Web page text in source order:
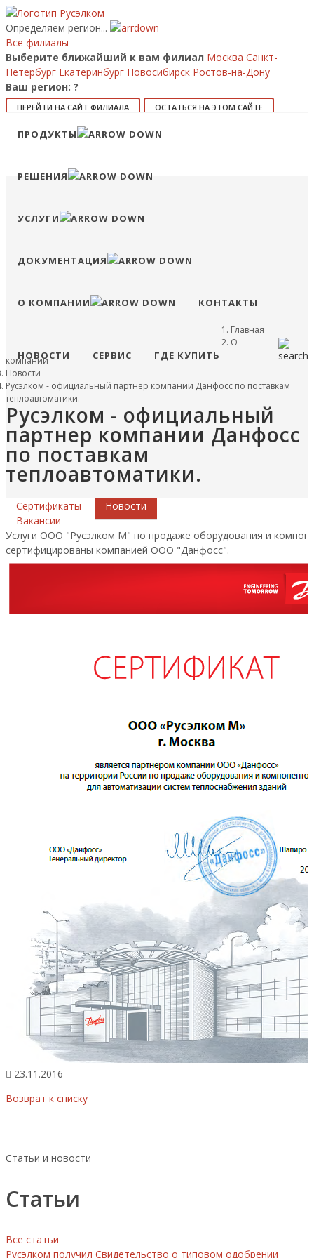
Определяем регион...
Все филиалы
Выберите ближайший к вам филиал Москва Санкт-
Петербург Екатеринбург Новосибирск Ростов-на-Дону
Ваш регион: ?
ПЕРЕЙТИ НА САЙТ ФИЛИАЛА ОСТАТЬСЯ НА ЭТОМ САЙТЕ
Позвонить
Сравнение
ПРОДУКТЫ
РЕШЕНИЯ
УСЛУГИ
ДОКУМЕНТАЦИЯ
О КОМПАНИИ КОНТАКТЫ
НОВОСТИ СЕРВИС ГДЕ КУПИТЬ
Главная
О
компании
Новости
Русэлком - официальный партнер компании Данфосс по поставкам
теплоавтоматики.
Русэлком - официальный
партнер компании Данфосс
по поставкам
теплоавтоматики.
Сертификаты
Новости
Вакансии
Услуги ООО "Русэлком М" по продаже оборудования и
сертифицированы компанией ООО "Данфосс".
23.11.2016
Возврат к списку
Статьи и новости
Статьи
Все статьи
Русэлком получил Свидетельство о типовом одобрении